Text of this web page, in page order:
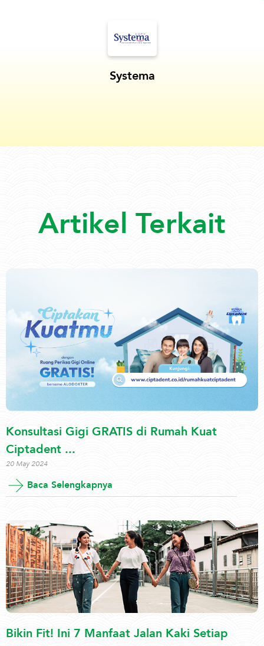
Systema
Artikel Terkait
Konsultasi Gigi GRATIS di Rumah Kuat
Ciptadent ...
20 May 2024
Baca Selengkapnya
Bikin Fit! Ini 7 Manfaat Jalan Kaki Setiap